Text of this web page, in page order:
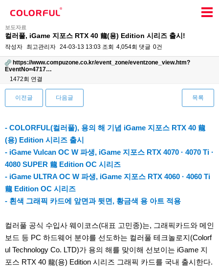
보도자료
컬러풀, iGame 지포스 RTX 40 龍(용) Edition 시리즈 출시!
작성자 최고관리자 24-03-13 13:03 조회 4,054회 댓글 0건
https://www.compuzone.co.kr/event_zone/eventzone_view.htm?
EventNo=4717…
1472회 연결
이전글 다음글 목록
- COLORFUL(컬러풀), 용의 해 기념 iGame 지포스 RTX 40 龍
(용) Edition 시리즈 출시
- iGame Vulcan OC W 파생, iGame 지포스 RTX 4070 · 4070 Ti ·
4080 SUPER 龍 Edition OC 시리즈
- iGame ULTRA OC W 파생, iGame 지포스 RTX 4060 · 4060 Ti
龍 Edition OC 시리즈
- 흰색 그래픽 카드에 앞면과 뒷면, 황금색 용 아트 적용
컬러풀 공식 수입사 웨이코스(대표 고민종)는, 그래픽카드와 메인
보드 등 PC 하드웨어 분야를 선도하는 컬러풀 테크놀로지(Colorf
ul Technology Co. LTD)가 용의 해를 맞이해 선보이는 iGame 지
포스 RTX 40 龍(용) Edition 시리즈 그래픽 카드를 국내 출시한다.